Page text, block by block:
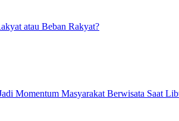
atau Beban Rakyat?
Momentum Masyarakat Berwisata Saat